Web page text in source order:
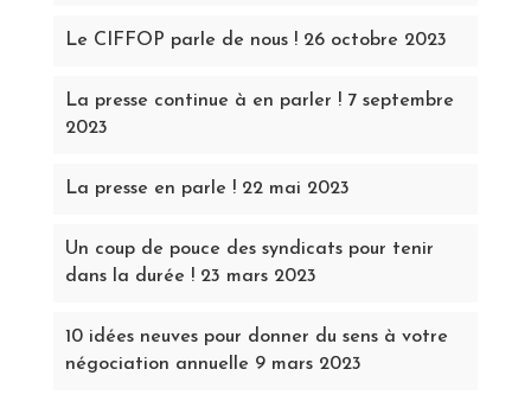
Le CIFFOP parle de nous ! 26 octobre 2023
La presse continue à en parler ! 7 septembre
2023
La presse en parle ! 22 mai 2023
Un coup de pouce des syndicats pour tenir
dans la durée ! 23 mars 2023
10 idées neuves pour donner du sens à votre
négociation annuelle 9 mars 2023